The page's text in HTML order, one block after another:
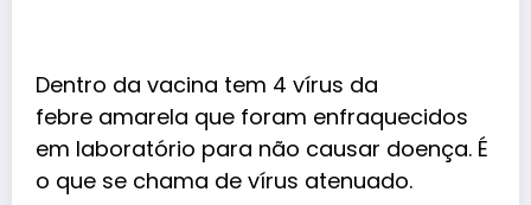
Dentro da vacina tem 4 vírus da
febre amarela que foram enfraquecidos
em laboratório para não causar doença. É
o que se chama de vírus atenuado.